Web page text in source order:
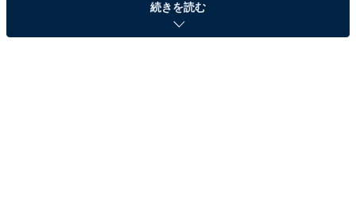
続きを読む